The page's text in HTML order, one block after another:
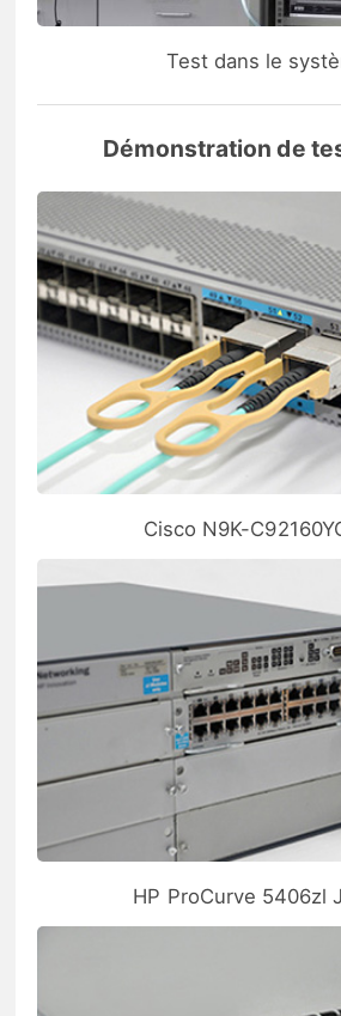
Test dans le
Démonstration de
Cisco N9K-
HP ProCurve 5406zl